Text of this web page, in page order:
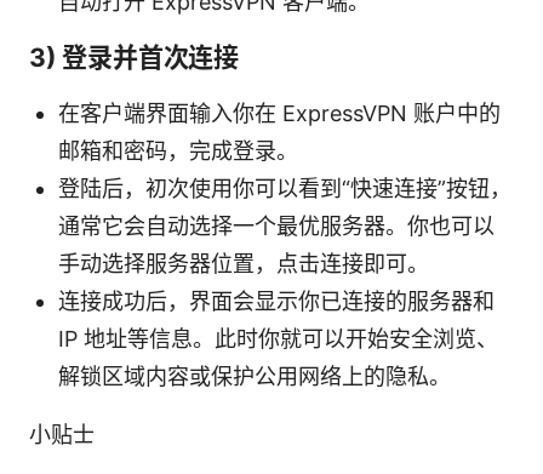
3) 登录并首次连接
在客户端界面输入你在 ExpressVPN 账户中的
邮箱和密码，完成登录。
登陆后，初次使用你可以看到“快速连接”按钮，
通常它会自动选择一个最优服务器。你也可以
手动选择服务器位置，点击连接即可。
连接成功后，界面会显示你已连接的服务器和
IP 地址等信息。此时你就可以开始安全浏览、
解锁区域内容或保护公用网络上的隐私。
小贴士